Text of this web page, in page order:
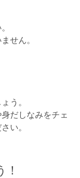
せん。
う。
だしなみをチェ
い。